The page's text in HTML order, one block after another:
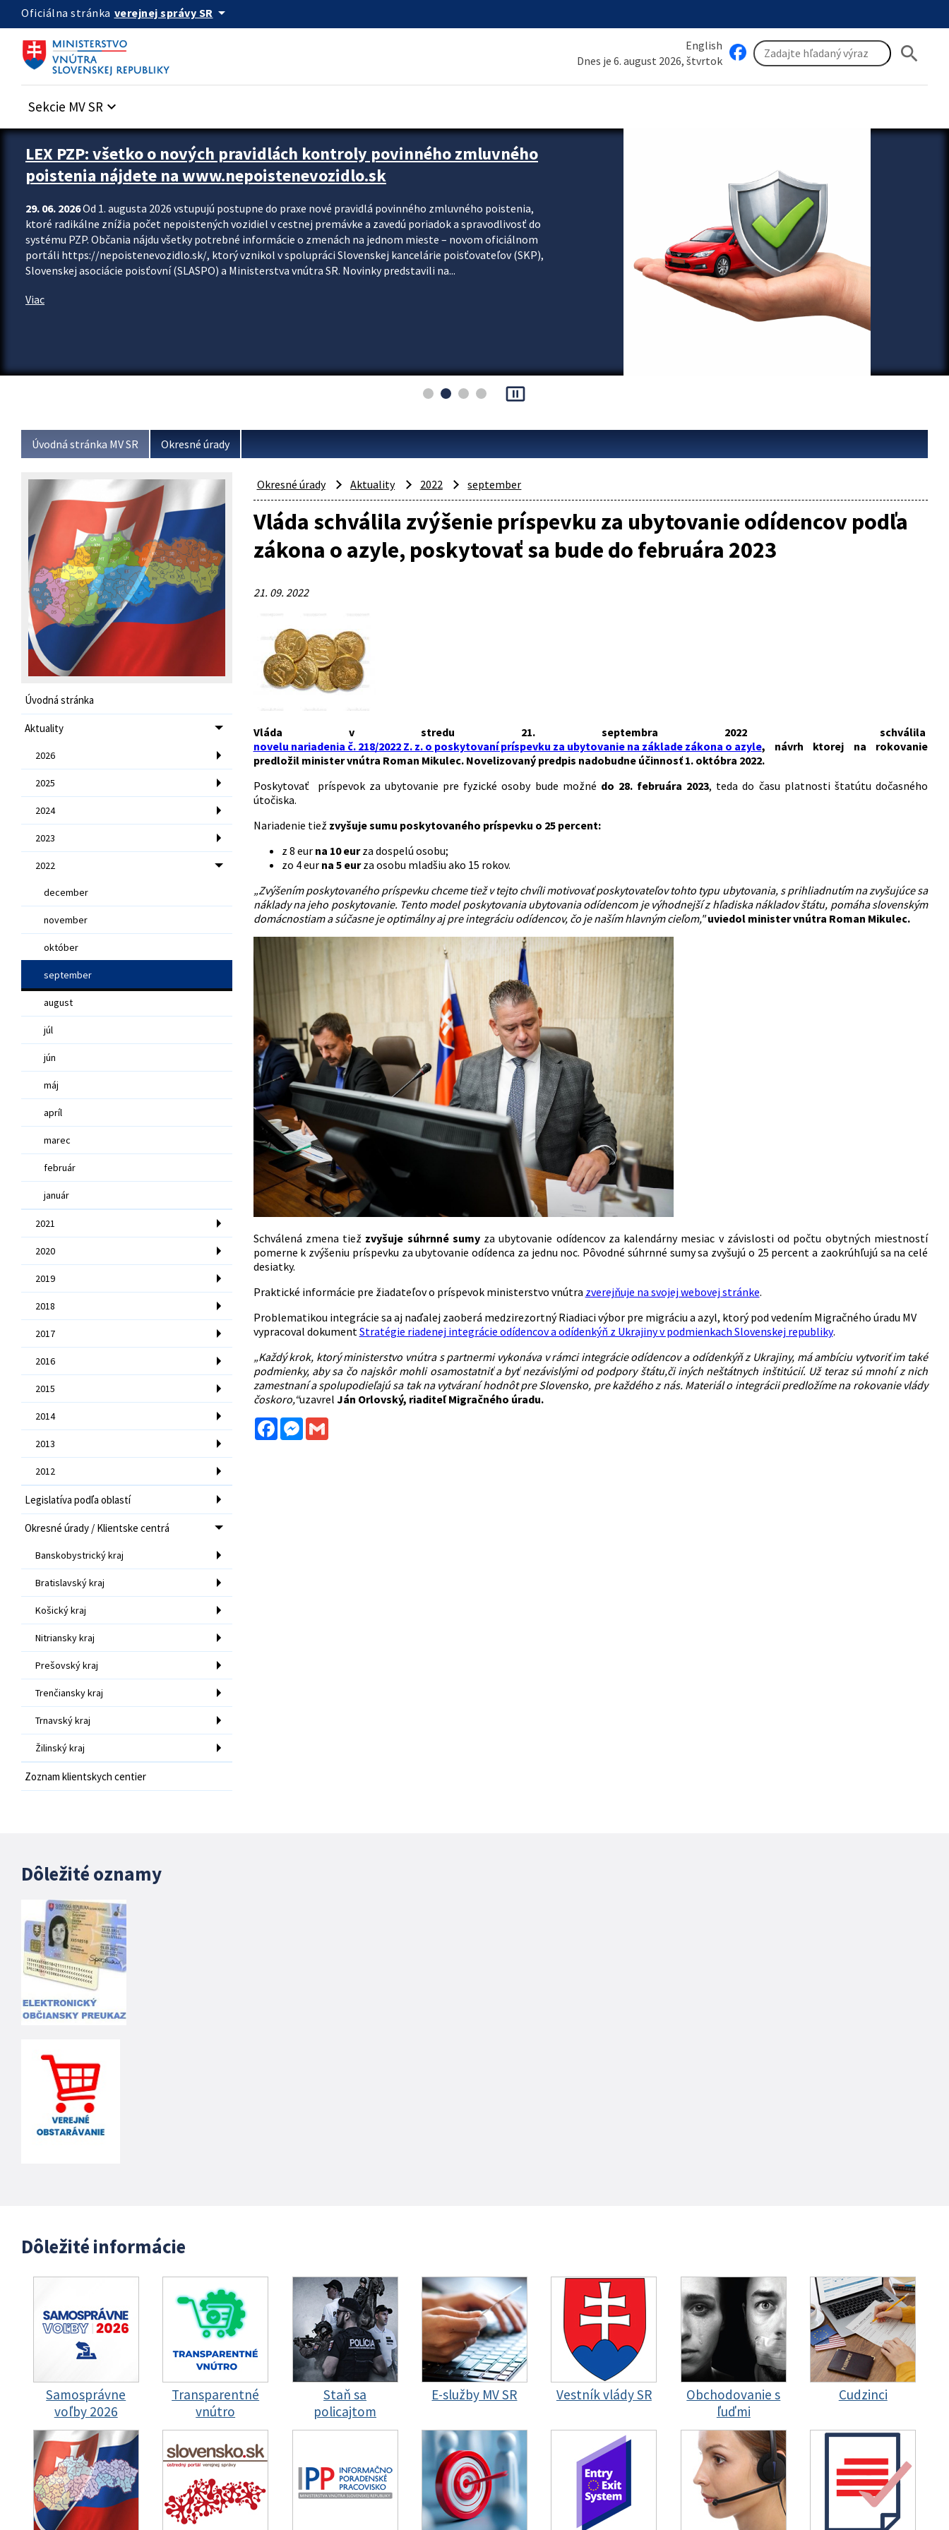
Preskocit na hlavný obsah
Oficiálna stránka verejnej správy SR arrow_drop_down
English
Dnes je 6. august 2026, štvrtok
search
Sekcie MV SR keyboard_arrow_down
Zastavit automatický posun upútavok
LEX PZP: všetko o nových pravidlách kontroly povinného zmluvného
poistenia nájdete na www.nepoistenevozidlo.sk
29. 06. 2026Od 1. augusta 2026 vstupujú postupne do praxe nové pravidlá povinného zmluvného poistenia,
ktoré radikálne znížia počet nepoistených vozidiel v cestnej premávke a zavedú poriadok a spravodlivosť do
systému PZP. Občania nájdu všetky potrebné informácie o zmenách na jednom mieste – novom oficiálnom
portáli https://nepoistenevozidlo.sk/, ktorý vznikol v spolupráci Slovenskej kancelárie poisťovateľov (SKP),
Slovenskej asociácie poisťovní (SLASPO) a Ministerstva vnútra SR. Novinky predstavili na...
Viac
pause_presentation
Úvodná stránka MV SR Okresné úrady
Úvodná stránka
Aktuality
2026
2025
2024
2023
2022
december
november
október
september
august
júl
jún
máj
apríl
marec
február
január
2021
2020
2019
2018
2017
2016
2015
2014
2013
2012
Legislatíva podľa oblastí
Okresné úrady / Klientske centrá
Banskobystrický kraj
Bratislavský kraj
Košický kraj
Nitriansky kraj
Prešovský kraj
Trenčiansky kraj
Trnavský kraj
Žilinský kraj
Zoznam klientskych centier
Okresné úrady Aktuality 2022 september
Vláda schválila zvýšenie príspevku za ubytovanie odídencov podľa
zákona o azyle, poskytovať sa bude do februára 2023
21. 09. 2022
Vláda v stredu 21. septembra 2022 schválila
novelu nariadenia č. 218/2022 Z. z. o poskytovaní príspevku za ubytovanie na základe zákona o azyle, návrh ktorej na rokovanie
predložil minister vnútra Roman Mikulec. Novelizovaný predpis nadobudne účinnosť 1. októbra 2022.
Poskytovať príspevok za ubytovanie pre fyzické osoby bude možné do 28. februára 2023, teda do času platnosti štatútu dočasného
útočiska.
Nariadenie tiež zvyšuje sumu poskytovaného príspevku o 25 percent:
z 8 eurna 10 eurza dospelú osobu;
zo 4 eurna 5 eurza osobu mladšiu ako 15 rokov.
„Zvýšením poskytovaného príspevku chceme tiež v tejto chvíli motivovať poskytovateľov tohto typu ubytovania, s prihliadnutím na zvyšujúce sa
náklady na jeho poskytovanie. Tento model poskytovania ubytovania odídencom je výhodnejší z hľadiska nákladov štátu, pomáha slovenským
domácnostiam a súčasne je optimálny aj pre integráciu odídencov, čo je naším hlavným cieľom,"uviedol minister vnútra Roman Mikulec.
Schválená zmena tiež zvyšuje súhrnné sumyza ubytovanie odídencov za kalendárny mesiac v závislosti od počtu obytných miestností
pomerne k zvýšeniu príspevku za ubytovanie odídenca za jednu noc. Pôvodné súhrnné sumy sa zvyšujú o 25 percent a zaokrúhľujú sa na celé
desiatky.
Praktické informácie pre žiadateľov o príspevok ministerstvo vnútra zverejňuje na svojej webovej stránke.
Problematikou integrácie sa aj naďalej zaoberá medzirezortný Riadiaci výbor pre migráciu a azyl, ktorý pod vedením Migračného úradu MV
vypracoval dokument Stratégie riadenej integrácie odídencov a odídenkýň z Ukrajiny v podmienkach Slovenskej republiky.
„Každý krok, ktorý ministerstvo vnútra s partnermi vykonáva v rámci integrácie odídencov a odídenkýň z Ukrajiny, má ambíciu vytvoriť im také
podmienky, aby sa čo najskôr mohli osamostatniť a byť nezávislými od podpory štátu,či iných neštátnych inštitúcií. Už teraz sú mnohí z nich
zamestnaní a spolupodieľajú sa tak na vytváraní hodnôt pre Slovensko, pre každého z nás. Materiál o integrácii predložíme na rokovanie vlády
čoskoro,“uzavrel Ján Orlovský, riaditeľ Migračného úradu.
FacebookMessenger
Gmail
Dôležité oznamy
Dôležité informácie
Samosprávne
voľby 2026
Transparentné
vnútro
Staň sa
policajtom
E-služby MV SR Vestník vlády SR
Obchodovanie s
ľuďmi
Cudzinci